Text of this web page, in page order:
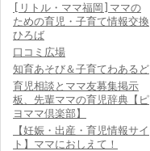
[リトル・ママ福岡]ママの
ための育児・子育て情報交換
ひろば
口コミ広場
知育あそび＆子育てわあるど
育児相談とママ友募集掲示
板、先輩ママの育児辞典【ピ
ヨママ倶楽部】
【妊娠・出産・育児情報サイ
ト】ママにおしえて！